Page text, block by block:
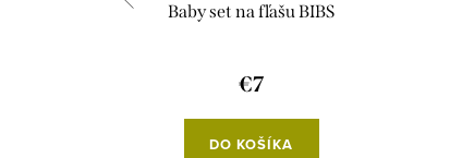
Baby set na fľašu BIBS
€7
DO KOŠÍKA